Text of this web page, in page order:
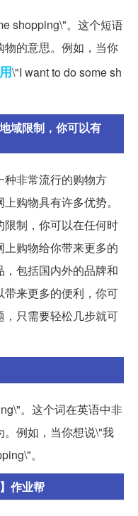
shopping\"。这个短语
的意思。例如，当你
\"I want to do some sh
域限制，你可以有
非常流行的购物方
购物具有许多优势。
制，你可以在任何时
购物给你带来更多的
包括国内外的品牌和
来更多的便利，你可
只需要轻松几步就可
。这个词在英语中非
例如，当你想说\"我
。
作业帮